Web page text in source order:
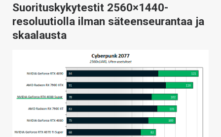
Suorituskykytestit 2560×1440-
resoluutiolla ilman säteenseurantaa ja
skaalausta